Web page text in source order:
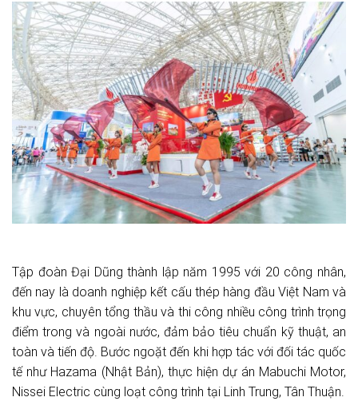
Tập đoàn Đại Dũng thành lập năm 1995 với 20 công nhân,
đến nay là doanh nghiệp kết cấu thép hàng đầu Việt Nam và
khu vực, chuyên tổng thầu và thi công nhiều công trình trọng
điểm trong và ngoài nước, đảm bảo tiêu chuẩn kỹ thuật, an
toàn và tiến độ. Bước ngoặt đến khi hợp tác với đối tác quốc
tế như Hazama (Nhật Bản), thực hiện dự án Mabuchi Motor,
Nissei Electric cùng loạt công trình tại Linh Trung, Tân Thuận.